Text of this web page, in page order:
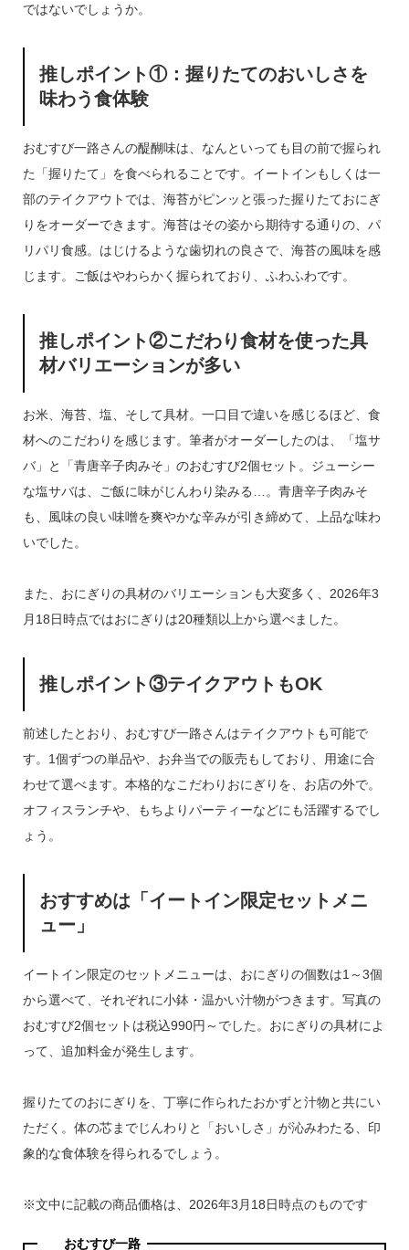
ではないでしょうか。
推しポイント①：握りたてのおいしさを
味わう食体験
おむすび一路さんの醍醐味は、なんといっても目の前で握られ
た「握りたて」を食べられることです。イートインもしくは一
部のテイクアウトでは、海苔がピンッと張った握りたておにぎ
りをオーダーできます。海苔はその姿から期待する通りの、パ
リパリ食感。はじけるような歯切れの良さで、海苔の風味を感
じます。ご飯はやわらかく握られており、ふわふわです。
推しポイント②こだわり食材を使った具
材バリエーションが多い
お米、海苔、塩、そして具材。一口目で違いを感じるほど、食
材へのこだわりを感じます。筆者がオーダーしたのは、「塩サ
バ」と「青唐辛子肉みそ」のおむすび2個セット。ジューシー
な塩サバは、ご飯に味がじんわり染みる…。青唐辛子肉みそ
も、風味の良い味噌を爽やかな辛みが引き締めて、上品な味わ
いでした。
また、おにぎりの具材のバリエーションも大変多く、2026年3
月18日時点ではおにぎりは20種類以上から選べました。
推しポイント③テイクアウトもOK
前述したとおり、おむすび一路さんはテイクアウトも可能で
す。1個ずつの単品や、お弁当での販売もしており、用途に合
わせて選べます。本格的なこだわりおにぎりを、お店の外で。
オフィスランチや、もちよりパーティーなどにも活躍するでし
ょう。
おすすめは「イートイン限定セットメニ
ュー」
イートイン限定のセットメニューは、おにぎりの個数は1～3個
から選べて、それぞれに小鉢・温かい汁物がつきます。写真の
おむすび2個セットは税込990円～でした。おにぎりの具材によ
って、追加料金が発生します。
握りたてのおにぎりを、丁寧に作られたおかずと汁物と共にい
ただく。体の芯までじんわりと「おいしさ」が沁みわたる、印
象的な食体験を得られるでしょう。
※文中に記載の商品価格は、2026年3月18日時点のものです
おむすび一路